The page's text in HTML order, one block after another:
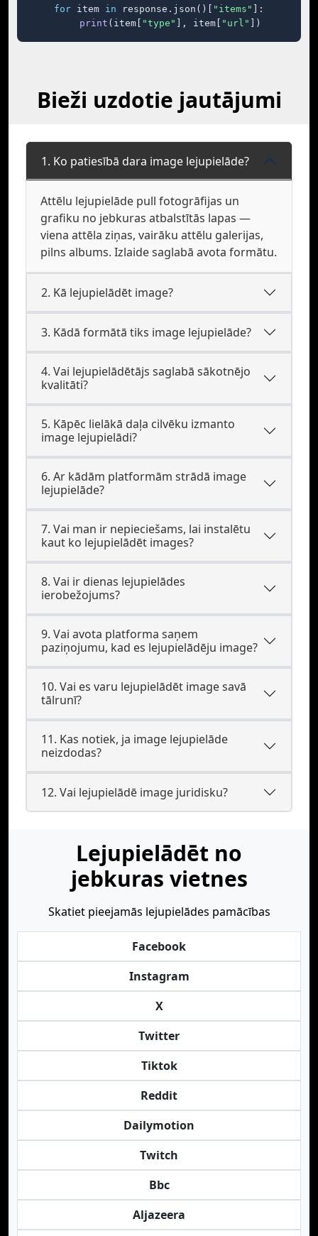
for item in response.json()[ "items"
]:
print (item[ "type" ], item[ "url" ])
Bieži uzdotie jautājumi
1. Ko patiesībā dara image lejupielāde?
Attēlu lejupielāde pull fotogrāfijas un
grafiku no jebkuras atbalstītās lapas —
viena attēla ziņas, vairāku attēlu galerijas,
pilns albums. Izlaide saglabā avota formātu.
2. Kā lejupielādēt image?
3. Kādā formātā tiks image lejupielāde?
4. Vai lejupielādētājs saglabā sākotnējo
kvalitāti?
5. Kāpēc lielākā daļa cilvēku izmanto
image lejupielādi?
6. Ar kādām platformām strādā image
lejupielāde?
7. Vai man ir nepieciešams, lai instalētu
kaut ko lejupielādēt images?
8. Vai ir dienas lejupielādes
ierobežojums?
9. Vai avota platforma saņem
paziņojumu, kad es lejupielādēju image?
10. Vai es varu lejupielādēt image savā
tālrunī?
11. Kas notiek, ja image lejupielāde
neizdodas?
12. Vai lejupielādē image juridisku?
Lejupielādēt no
jebkuras vietnes
Skatiet pieejamās lejupielādes pamācības
Facebook
Instagram
X
Twitter
Tiktok
Reddit
Dailymotion
Twitch
Bbc
Aljazeera